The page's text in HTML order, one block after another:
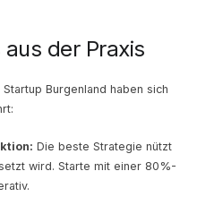
der Praxis
Burgenland haben sich
Die beste Strategie nützt
wird. Starte mit einer 80%-